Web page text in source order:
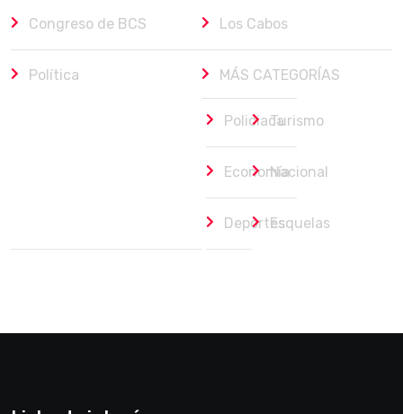
Congreso de BCS Los Cabos
Política MÁS CATEGORÍAS
PoliciacaTurismo
EconomíaNacional
DeportesEsquelas